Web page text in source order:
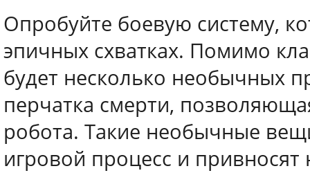
Опробуйте боевую систему,
эпичных схватках. Помимо
будет несколько необычных
перчатка смерти,
робота. Такие необычные
игровой процесс и